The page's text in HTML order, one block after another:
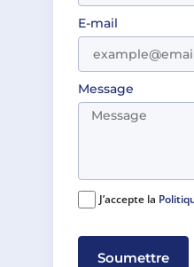
E-mail
Message
J’accepte la
Soumettre